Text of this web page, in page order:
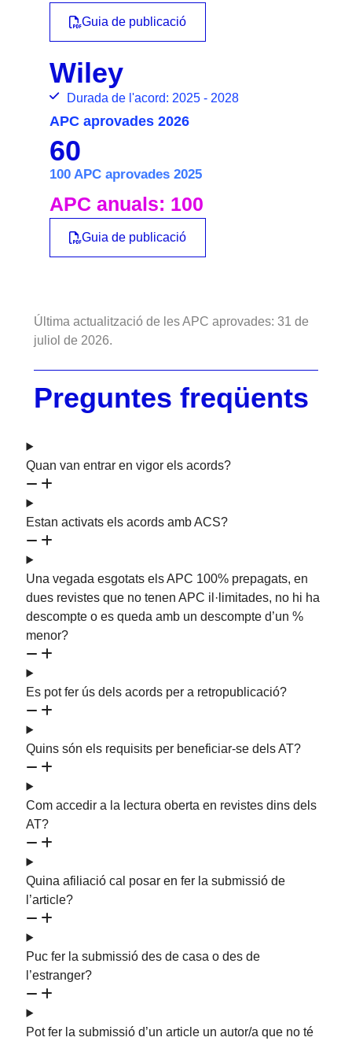
Guia de publicació
Wiley
Durada de l'acord: 2025 - 2028
APC aprovades 2026
60
100 APC aprovades 2025
APC anuals: 100
Guia de publicació
Última actualització de les APC aprovades: 31 de
juliol de 2026.
Preguntes freqüents
Quan van entrar en vigor els acords?
Estan activats els acords amb ACS?
Una vegada esgotats els APC 100% prepagats, en
dues revistes que no tenen APC il·limitades, no hi ha
descompte o es queda amb un descompte d’un %
menor?
Es pot fer ús dels acords per a retropublicació?
Quins són els requisits per beneficiar-se dels AT?
Com accedir a la lectura oberta en revistes dins dels
AT?
Quina afiliació cal posar en fer la submissió de
l’article?
Puc fer la submissió des de casa o des de
l’estranger?
Pot fer la submissió d’un article un autor/a que no té